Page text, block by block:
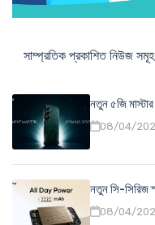
সাম্প্রতিক প্রকাশিত নিউজ সমূহ
নতুন ৫জি
08/04/
নতুন সি-সিরিজ
08/04/